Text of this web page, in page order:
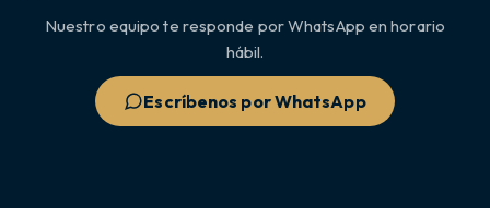
Nuestro equipo te responde por WhatsApp en horario
hábil.
Escríbenos por WhatsApp